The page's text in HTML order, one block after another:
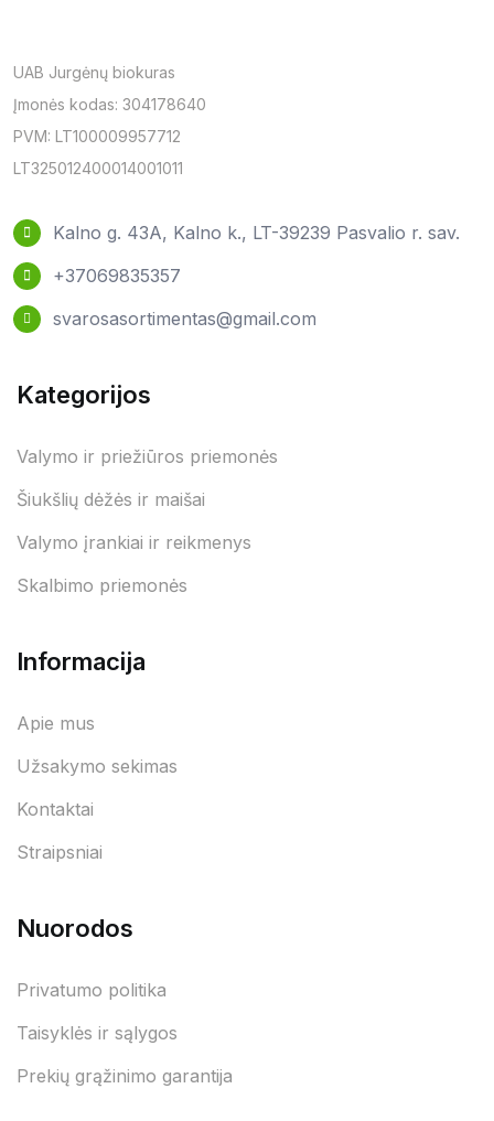
UAB Jurgėnų biokuras
Įmonės kodas: 304178640
PVM: LT100009957712
LT325012400014001011
Kalno g. 43A, Kalno k., LT-39239 Pasvalio r. sav.
+37069835357
svarosasortimentas@gmail.com
Kategorijos
Valymo ir priežiūros priemonės
Šiukšlių dėžės ir maišai
Valymo įrankiai ir reikmenys
Skalbimo priemonės
Informacija
Apie mus
Užsakymo sekimas
Kontaktai
Straipsniai
Nuorodos
Privatumo politika
Taisyklės ir sąlygos
Prekių grąžinimo garantija